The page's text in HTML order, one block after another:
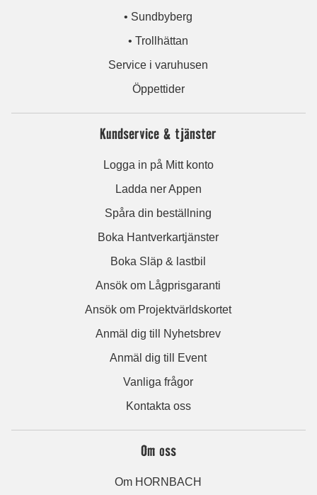
• Sundbyberg
• Trollhättan
Service i varuhusen
Öppettider
Kundservice & tjänster
Logga in på Mitt konto
Ladda ner Appen
Spåra din beställning
Boka Hantverkartjänster
Boka Släp & lastbil
Ansök om Lågprisgaranti
Ansök om Projektvärldskortet
Anmäl dig till Nyhetsbrev
Anmäl dig till Event
Vanliga frågor
Kontakta oss
Om oss
Om HORNBACH